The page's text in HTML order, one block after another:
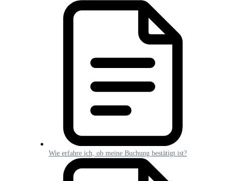
Wie erfahre ich, ob meine Buchung bestätigt ist?